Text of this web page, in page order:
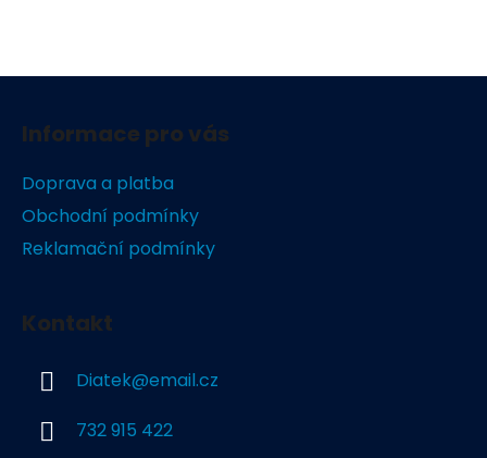
Z
Informace pro vás
Doprava a platba
Obchodní podmínky
Reklamační podmínky
Kontakt
Diatek@email.cz
732 915 422